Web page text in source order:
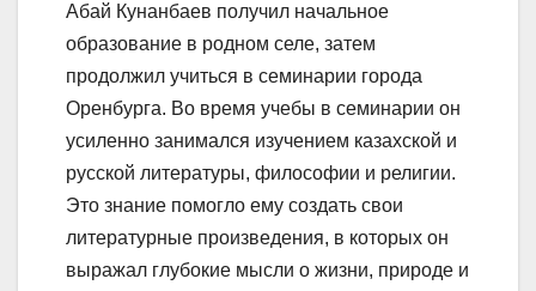
Абай Кунанбаев получил начальное
образование в родном селе, затем
продолжил учиться в семинарии города
Оренбурга. Во время учебы в семинарии он
усиленно занимался изучением казахской и
русской литературы, философии и религии.
Это знание помогло ему создать свои
литературные произведения, в которых он
выражал глубокие мысли о жизни, природе и